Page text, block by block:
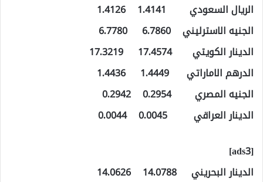
الريال السعودي 1.4141 1.4126
الجنيه الاسترليني 6.7860 6.7780
الدينار الكويتي 17.4574 17.3219
الدرهم الاماراتي 1.4449 1.4436
الجنيه المصري 0.2954 0.2942
الدينار العراقي 0.0045 0.0044
[ads3]
الدينار البحريني 14.0788 14.0626